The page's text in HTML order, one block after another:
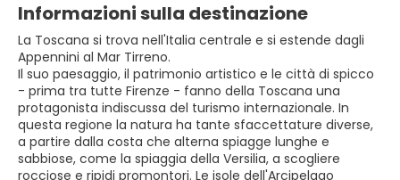
Informazioni sulla destinazione
La Toscana si trova nell'Italia centrale e si estende dagli
Appennini al Mar Tirreno.
Il suo paesaggio, il patrimonio artistico e le città di spicco
- prima tra tutte Firenze - fanno della Toscana una
protagonista indiscussa del turismo internazionale. In
questa regione la natura ha tante sfaccettature diverse,
a partire dalla costa che alterna spiagge lunghe e
sabbiose, come la spiaggia della Versilia, a scogliere
rocciose e ripidi promontori. Le isole dell'Arcipelago